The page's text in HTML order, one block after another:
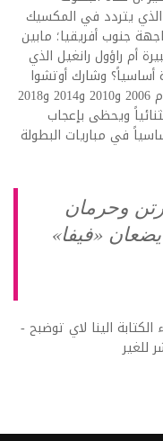
الذي يتردد في المكسيك
جنوب أفريقيا؛ مابين
الكبيرة أم راؤول رانغيل الذي
أساسياً؟ وشارك أوتشوا
في نهائيات كأس العالم خمس مرات أعوام 2006 و2010 و2014 و2018
ويحظى بإعجاب
في مباريات البطولة
وحرمان
«فيفا»
الينا لاي توضبح -
للغير